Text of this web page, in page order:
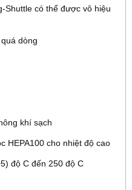
Shuttle có thể được vô hiệu
dòng
khí sạch
HEPA100 cho nhiệt độ cao
độ C đến 250 độ C